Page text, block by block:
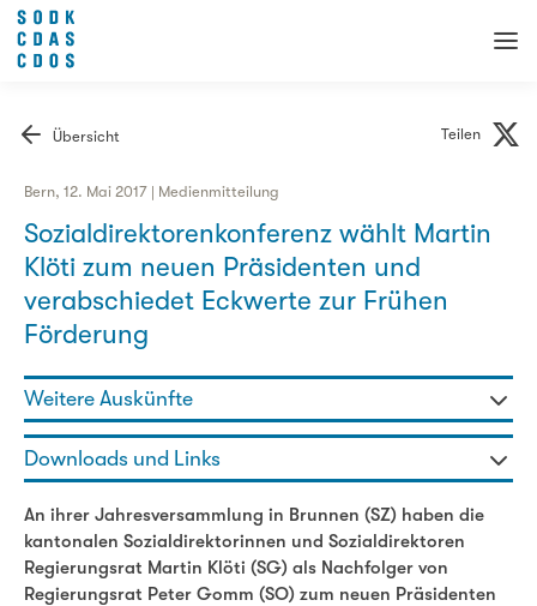
Übersicht Teilen
Bern, 12. Mai 2017 | Medienmitteilung
Sozialdirektorenkonferenz wählt Martin
Klöti zum neuen Präsidenten und
verabschiedet Eckwerte zur Frühen
Förderung
Weitere Auskünfte
Gaby Szöllösy - Generalsekretärin
076 336 47 98
Downloads und Links
Medienmitteilung SODK: Sozialdirektorenkonferenz wählt
Martin Klöti zum neuen Präsidenten und verabschiedet
Eckwerte zur Frühen Förderung
An ihrer Jahresversammlung in Brunnen (SZ) haben die
kantonalen Sozialdirektorinnen und Sozialdirektoren
Regierungsrat Martin Klöti (SG) als Nachfolger von
Regierungsrat Peter Gomm (SO) zum neuen Präsidenten